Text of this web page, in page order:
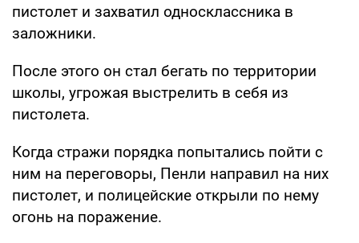
пистолет и захватил односклассника в
заложники.
После этого он стал бегать по территории
школы, угрожая выстрелить в себя из
пистолета.
Когда стражи порядка попытались пойти с
ним на переговоры, Пенли направил на них
пистолет, и полицейские открыли по нему
огонь на поражение.